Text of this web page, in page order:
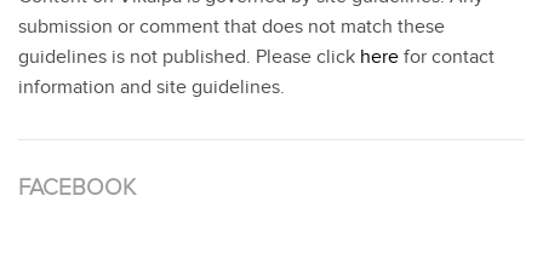
submission or comment that does not match these
guidelines is not published. Please click here for contact
information and site guidelines.
FACEBOOK